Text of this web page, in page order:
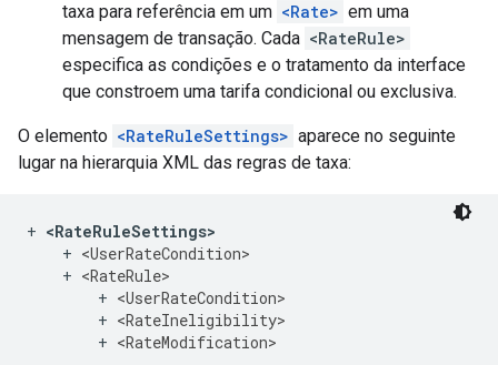
taxa para referência em um <Rate> em uma
mensagem de transação. Cada <RateRule>
especifica as condições e o tratamento da interface
que constroem uma tarifa condicional ou exclusiva.
O elemento <RateRuleSettings> aparece no seguinte
lugar na hierarquia XML das regras de taxa:
+ <RateRuleSettings>
    +
<UserRateCondition>
    +
<RateRule>
        +
<UserRateCondition>
        +
<RateIneligibility>
        +
<RateModification>